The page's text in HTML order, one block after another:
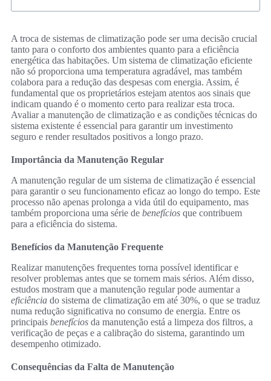
A troca de sistemas de climatização pode ser uma decisão crucial
tanto para o conforto dos ambientes quanto para a eficiência
energética das habitações. Um sistema de climatização eficiente
não só proporciona uma temperatura agradável, mas também
colabora para a redução das despesas com energia. Assim, é
fundamental que os proprietários estejam atentos aos sinais que
indicam quando é o momento certo para realizar esta troca.
Avaliar a manutenção de climatização e as condições técnicas do
sistema existente é essencial para garantir um investimento
seguro e render resultados positivos a longo prazo.
Importância da Manutenção Regular
A manutenção regular de um sistema de climatização é essencial
para garantir o seu funcionamento eficaz ao longo do tempo. Este
processo não apenas prolonga a vida útil do equipamento, mas
também proporciona uma série de benefícios que contribuem
para a eficiência do sistema.
Benefícios da Manutenção Frequente
Realizar manutenções frequentes torna possível identificar e
resolver problemas antes que se tornem mais sérios. Além disso,
estudos mostram que a manutenção regular pode aumentar a
eficiência do sistema de climatização em até 30%, o que se traduz
numa redução significativa no consumo de energia. Entre os
principais benefícios da manutenção está a limpeza dos filtros, a
verificação de peças e a calibração do sistema, garantindo um
desempenho otimizado.
Consequências da Falta de Manutenção